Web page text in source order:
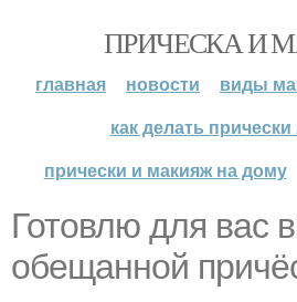
ПРИЧЕСКА И
главная новости
виды
как делать
прически и макияж на дому
Готовлю для вас
обещанной